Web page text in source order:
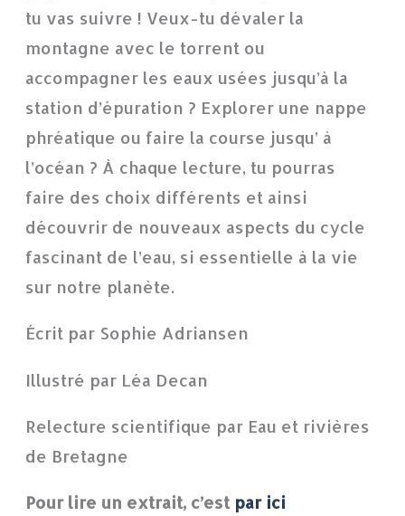
tu vas suivre ! Veux-tu dévaler la
montagne avec le torrent ou
accompagner les eaux usées jusqu’à la
station d’épuration ? Explorer une nappe
phréatique ou faire la course jusqu’ à
l’océan ? À chaque lecture, tu pourras
faire des choix différents et ainsi
découvrir de nouveaux aspects du cycle
fascinant de l’eau, si essentielle à la vie
sur notre planète.
Écrit par Sophie Adriansen
Illustré par Léa Decan
Relecture scientifique par Eau et rivières
de Bretagne
Pour lire un extrait, c’est par ici